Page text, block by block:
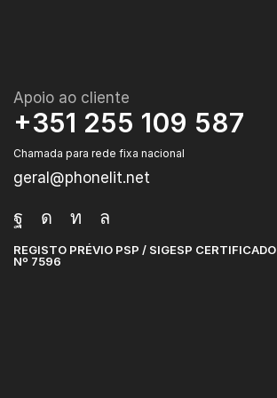
Apoio ao cliente
+351 255 109 587
Chamada para rede fixa nacional
geral@phonelit.net
REGISTO PRÉVIO PSP / SIGESP CERTIFICADO
Nº 7596